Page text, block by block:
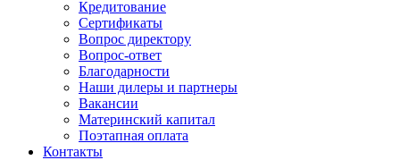
Кредитование
Сертификаты
Вопрос директору
Вопрос-ответ
Благодарности
Наши дилеры и партнеры
Вакансии
Материнский капитал
Поэтапная оплата
Контакты